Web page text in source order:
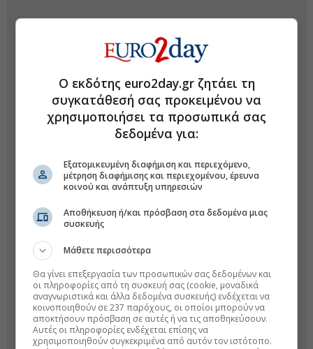
Ο εκδότης euro2day.gr ζητάει τη
συγκατάθεσή σας προκειμένου να
χρησιμοποιήσει τα προσωπικά σας
δεδομένα για:
Εξατομικευμένη διαφήμιση και περιεχόμενο,
μέτρηση διαφήμισης και περιεχομένου, έρευνα
κοινού και ανάπτυξη υπηρεσιών
Αποθήκευση ή/και πρόσβαση στα δεδομένα μιας
συσκευής
Μάθετε περισσότερα
Θα γίνει επεξεργασία των προσωπικών σας δεδομένων και
οι πληροφορίες από τη συσκευή σας (cookie, μοναδικά
αναγνωριστικά και άλλα δεδομένα συσκευής) ενδέχεται να
κοινοποιηθούν σε 237 παρόχους, οι οποίοι μπορούν να
αποκτήσουν πρόσβαση σε αυτές ή να τις αποθηκεύσουν.
Αυτές οι πληροφορίες ενδέχεται επίσης να
χρησιμοποιηθούν συγκεκριμένα από αυτόν τον ιστότοπο.